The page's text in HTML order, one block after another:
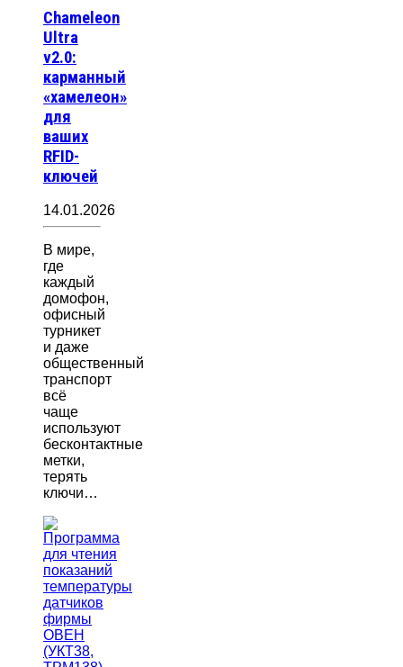
Chameleon
Ultra
v2.0:
карманный
«хамелеон»
для
ваших
RFID-
ключей
14.01.2026
В мире,
где
каждый
домофон,
офисный
турникет
и даже
общественный
транспорт
всё
чаще
используют
бесконтактные
метки,
терять
ключи…